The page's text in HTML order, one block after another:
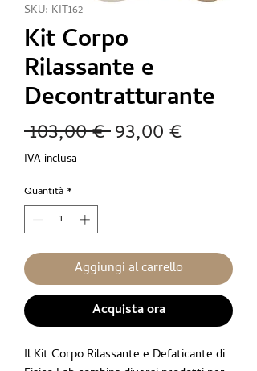
SKU: KIT162
Kit Corpo
Rilassante e
Decontratturante
103,00 € Prezzo
93,00 €
IVA inclusa
Quantità *
Aggiungi al carrello
Acquista ora
Il Kit Corpo Rilassante e Defaticante di